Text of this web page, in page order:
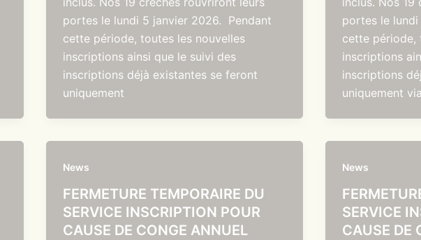
portes le lundi 5 janvier 2026. Pendant
cette période, toutes les nouvelles
inscriptions ainsi que le suivi des
inscriptions déjà existantes se feront
uniquement
portes le
cette période,
inscriptions
inscriptions
uniquement
News
FERMETURE TEMPORAIRE DU
SERVICE INSCRIPTION POUR
CAUSE DE CONGE ANNUEL
News
SERVICE
CAUSE DE